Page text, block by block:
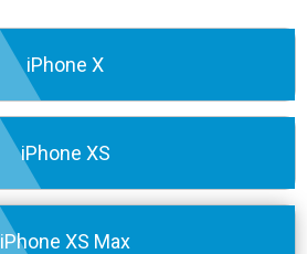
iPhone X
iPhone XS
iPhone XS Max